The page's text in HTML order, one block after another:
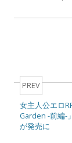
PREV
女主人公エロ
Garden -前編-
が発売に